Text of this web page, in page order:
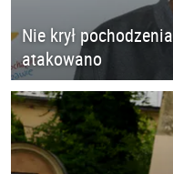
Nie krył
atakowano